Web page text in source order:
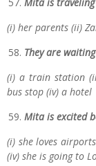
(i) her parents (ii)
They are
(i) a train station
bus stop (iv) a hotel
Mita is excited
(i) she loves
(iv) she is going to